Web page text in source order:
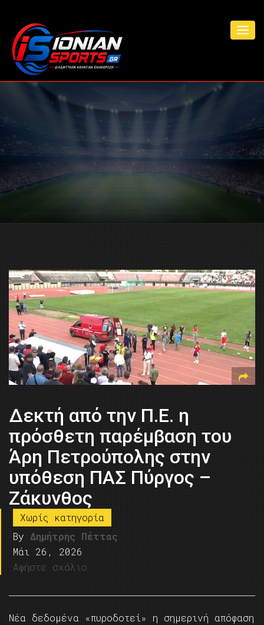
Δεκτή από την Π.Ε. η
πρόσθετη παρέμβαση του
Άρη Πετρούπολης στην
υπόθεση ΠΑΣ Πύργος –
Ζάκυνθος
Χωρίς κατηγορία
By Δημήτρης Πέττας
Μάι 26, 2026
Αφήστε σχόλιο
Νέα δεδομένα «πυροδοτεί» η σημερινή απόφαση